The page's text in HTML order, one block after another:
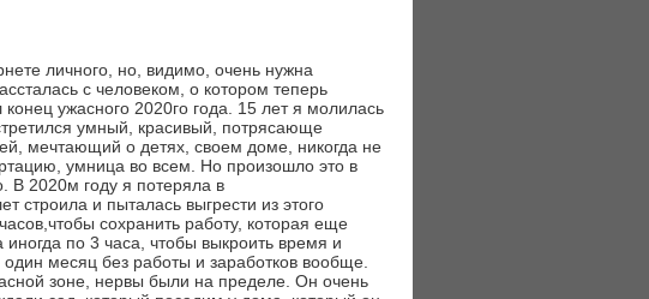
личного, но, видимо, очень нужна
с человеком, о котором теперь
ужасного 2020го года. 15 лет я молилась
умный, красивый, потрясающе
мечтающий о детях, своем доме, никогда не
умница во всем. Но произошло это в
В 2020м году я потеряла в
строила и пыталась выгрести из этого
сохранить работу, которая еще
по 3 часа, чтобы выкроить время и
месяц без работы и заработков вообще.
зоне, нервы были на пределе. Он очень